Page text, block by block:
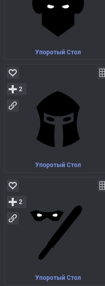
Упоротый Стол
Упоротый Стол
2
Упоротый Стол
2